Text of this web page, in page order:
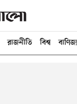
রাজনীতি বিশ্ব